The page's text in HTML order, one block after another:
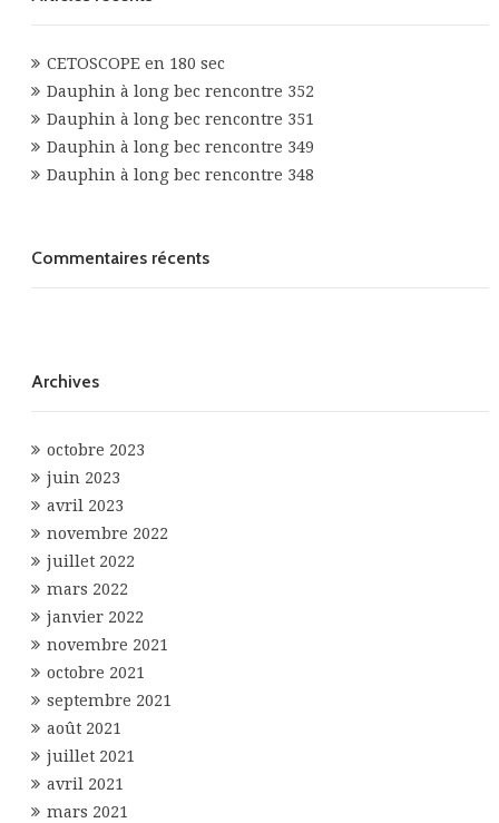
CETOSCOPE en 180 sec
Dauphin à long bec rencontre 352
Dauphin à long bec rencontre 351
Dauphin à long bec rencontre 349
Dauphin à long bec rencontre 348
Commentaires récents
Archives
octobre 2023
juin 2023
avril 2023
novembre 2022
juillet 2022
mars 2022
janvier 2022
novembre 2021
octobre 2021
septembre 2021
août 2021
juillet 2021
avril 2021
mars 2021